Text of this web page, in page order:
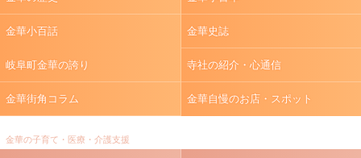
金華小百話 金華史誌
岐阜町金華の誇り 寺社の紹介・心通信
金華街角コラム 金華自慢のお店・スポット
金華の子育て・医療・介護支援